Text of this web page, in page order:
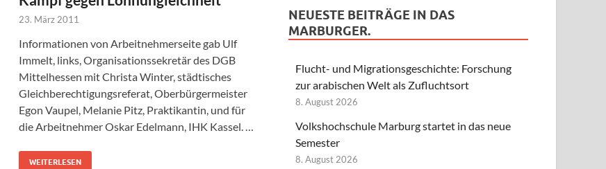
23. März 2011
Informationen von Arbeitnehmerseite gab Ulf
Immelt, links, Organisationssekretär des DGB
Mittelhessen mit Christa Winter, städtisches
Gleichberechtigungsreferat, Oberbürgermeister
Egon Vaupel, Melanie Pitz, Praktikantin, und für
die Arbeitnehmer Oskar Edelmann, IHK Kassel. …
WEITERLESEN
NEUESTE BEITRÄGE IN DAS
MARBURGER.
Flucht- und Migrationsgeschichte: Forschung
zur arabischen Welt als Zufluchtsort
8. August 2026
Volkshochschule Marburg startet in das neue
Semester
8. August 2026